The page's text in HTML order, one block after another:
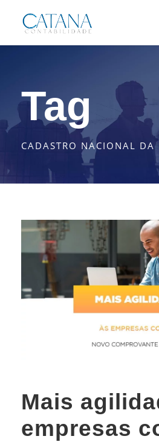
Tag
CADASTRO NACIONAL DA
Mais
empresas